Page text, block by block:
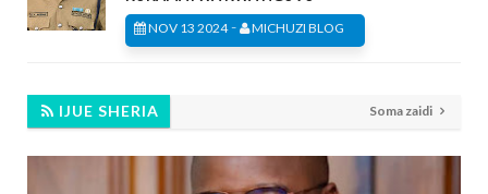
NOV 13 2024- MICHUZI BLOG
IJUE SHERIA Soma zaidi